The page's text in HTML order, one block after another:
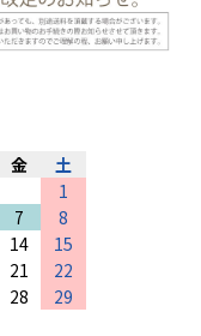
金
土
1
7
8
14
15
21
22
28
29